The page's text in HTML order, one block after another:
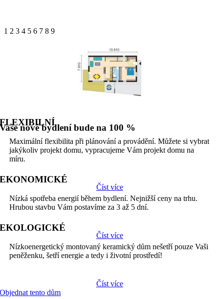
1 2 3 4 5 6 7 8 9
Vaše nové bydlení bude na 100 %
FLEXIBILNÍ
Maximální flexibilita při plánování a provádění. Můžete si vybrat
jakýkoliv projekt domu, vypracujeme Vám projekt domu na
míru.
Číst více
EKONOMICKÉ
Nízká spotřeba energií během bydlení. Nejnižší ceny na trhu.
Hrubou stavbu Vám postavíme za 3 až 5 dní.
Číst více
EKOLOGICKÉ
Nízkoenergetický montovaný keramický dům nešetří pouze Vaši
peněženku, šetří energie a tedy i životní prostředí!
Číst více
Objednat tento dům